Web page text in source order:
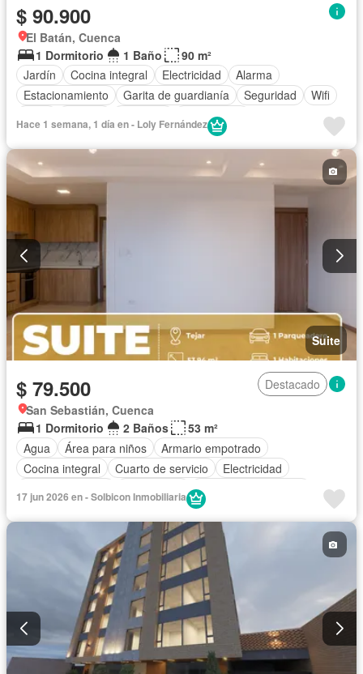
$ 90.900
El Batán, Cuenca
1 Dormitorio
1 Baño
90 m²
Jardín
Cocina integral Electricidad
Alarma
Estacionamiento
Garita de guardianía Seguridad
Wifi
Sin amoblar
Hace 1 semana, 1 día en - Loly Fernández
Suite
$ 79.500
Destacado
San Sebastián, Cuenca
1 Dormitorio
2 Baños
53 m²
Agua
Área para niños
Armario empotrado
Cocina integral
Cuarto de servicio
Electricidad
Garita de guardianía
Internet
Vista panorámica
17 jun 2026 en - Solbicon Inmobiliaria